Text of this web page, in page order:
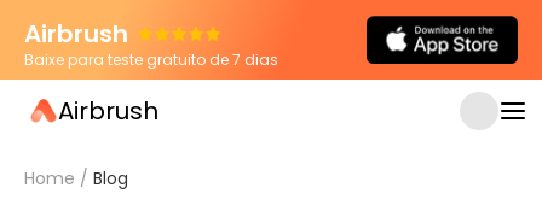
Airbrush
Baixe para teste gratuito de 7 dias
Airbrush
Home / Blog